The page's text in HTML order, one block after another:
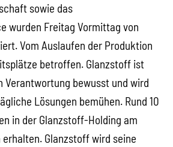
sowie das
wurden Freitag Vormittag von
Vom Auslaufen der Produktion
betroffen. Glanzstoff ist
Verantwortung bewusst und wird
Lösungen bemühen. Rund 10
in der Glanzstoff-Holding am
Glanzstoff wird seine